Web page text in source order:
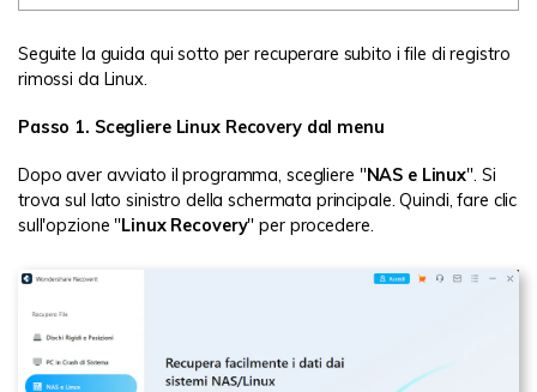
Seguite la guida qui sotto per recuperare subito i file di registro
rimossi da Linux.
Passo 1. Scegliere Linux Recovery dal menu
Dopo aver avviato il programma, scegliere "NAS e Linux". Si
trova sul lato sinistro della schermata principale. Quindi, fare clic
sull'opzione "Linux Recovery" per procedere.